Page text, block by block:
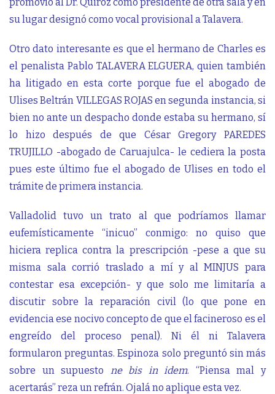
su lugar designó como vocal provisional a Talavera.
Otro dato interesante es que el hermano de Charles es
el penalista Pablo TALAVERA ELGUERA, quien también
ha litigado en esta corte porque fue el abogado de
Ulises Beltrán VILLEGAS ROJAS en segunda instancia, si
bien no ante un despacho donde estaba su hermano, sí
lo hizo después de que César Gregory PAREDES
TRUJILLO -abogado de Caruajulca- le cediera la posta
pues este último fue el abogado de Ulises en todo el
trámite de primera instancia.
Valladolid tuvo un trato al que podríamos llamar
eufemísticamente “inicuo” conmigo: no quiso que
hiciera replica contra la prescripción -pese a que su
misma sala corrió traslado a mí y al MINJUS para
contestar esa excepción- y que solo me limitaría a
discutir sobre la reparación civil (lo que pone en
evidencia ese nocivo concepto de que el facineroso es el
engreído del proceso penal). Ni él ni Talavera
formularon preguntas. Espinoza solo preguntó sin más
sobre un supuesto
ne bis in idem. “Piensa mal y
acertarás” reza un refrán. Ojalá no aplique esta vez.